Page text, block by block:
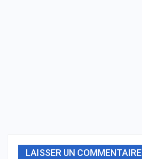
LAISSER UN COMMENTAIRE